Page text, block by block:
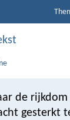
de rijkdom
gesterkt